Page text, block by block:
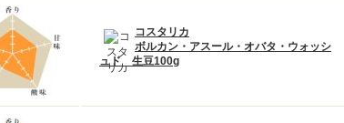
コスタリカ
ボルカン・アスール・オバタ・ウォッシ
ュド 生豆100g